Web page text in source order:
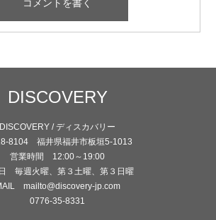
DISCOVERY
DISCOVERY / ディスカバリー
8104 福井県福井市板垣5-1013
営業時間 12:00～19:00
毎週火曜、第３土曜、第３日曜
mailto@discovery-jp.com
0776-35-8331